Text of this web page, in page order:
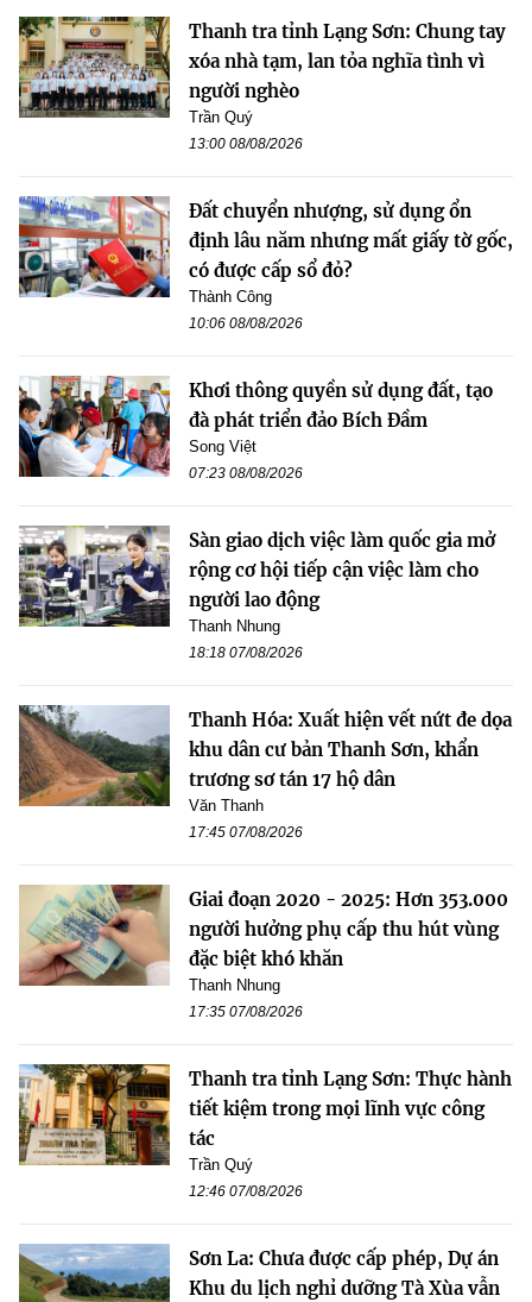
Thanh tra tỉnh Lạng Sơn: Chung tay
xóa nhà tạm, lan tỏa nghĩa tình vì
người nghèo
Trần Quý
13:00 08/08/2026
Đất chuyển nhượng, sử dụng ổn
định lâu năm nhưng mất giấy tờ gốc,
có được cấp sổ đỏ?
Thành Công
10:06 08/08/2026
Khơi thông quyền sử dụng đất, tạo
đà phát triển đảo Bích Đầm
Song Việt
07:23 08/08/2026
Sàn giao dịch việc làm quốc gia mở
rộng cơ hội tiếp cận việc làm cho
người lao động
Thanh Nhung
18:18 07/08/2026
Thanh Hóa: Xuất hiện vết nứt đe dọa
khu dân cư bản Thanh Sơn, khẩn
trương sơ tán 17 hộ dân
Văn Thanh
17:45 07/08/2026
Giai đoạn 2020 - 2025: Hơn 353.000
người hưởng phụ cấp thu hút vùng
đặc biệt khó khăn
Thanh Nhung
17:35 07/08/2026
Thanh tra tỉnh Lạng Sơn: Thực hành
tiết kiệm trong mọi lĩnh vực công
tác
Trần Quý
12:46 07/08/2026
Sơn La: Chưa được cấp phép, Dự án
Khu du lịch nghỉ dưỡng Tà Xùa vẫn